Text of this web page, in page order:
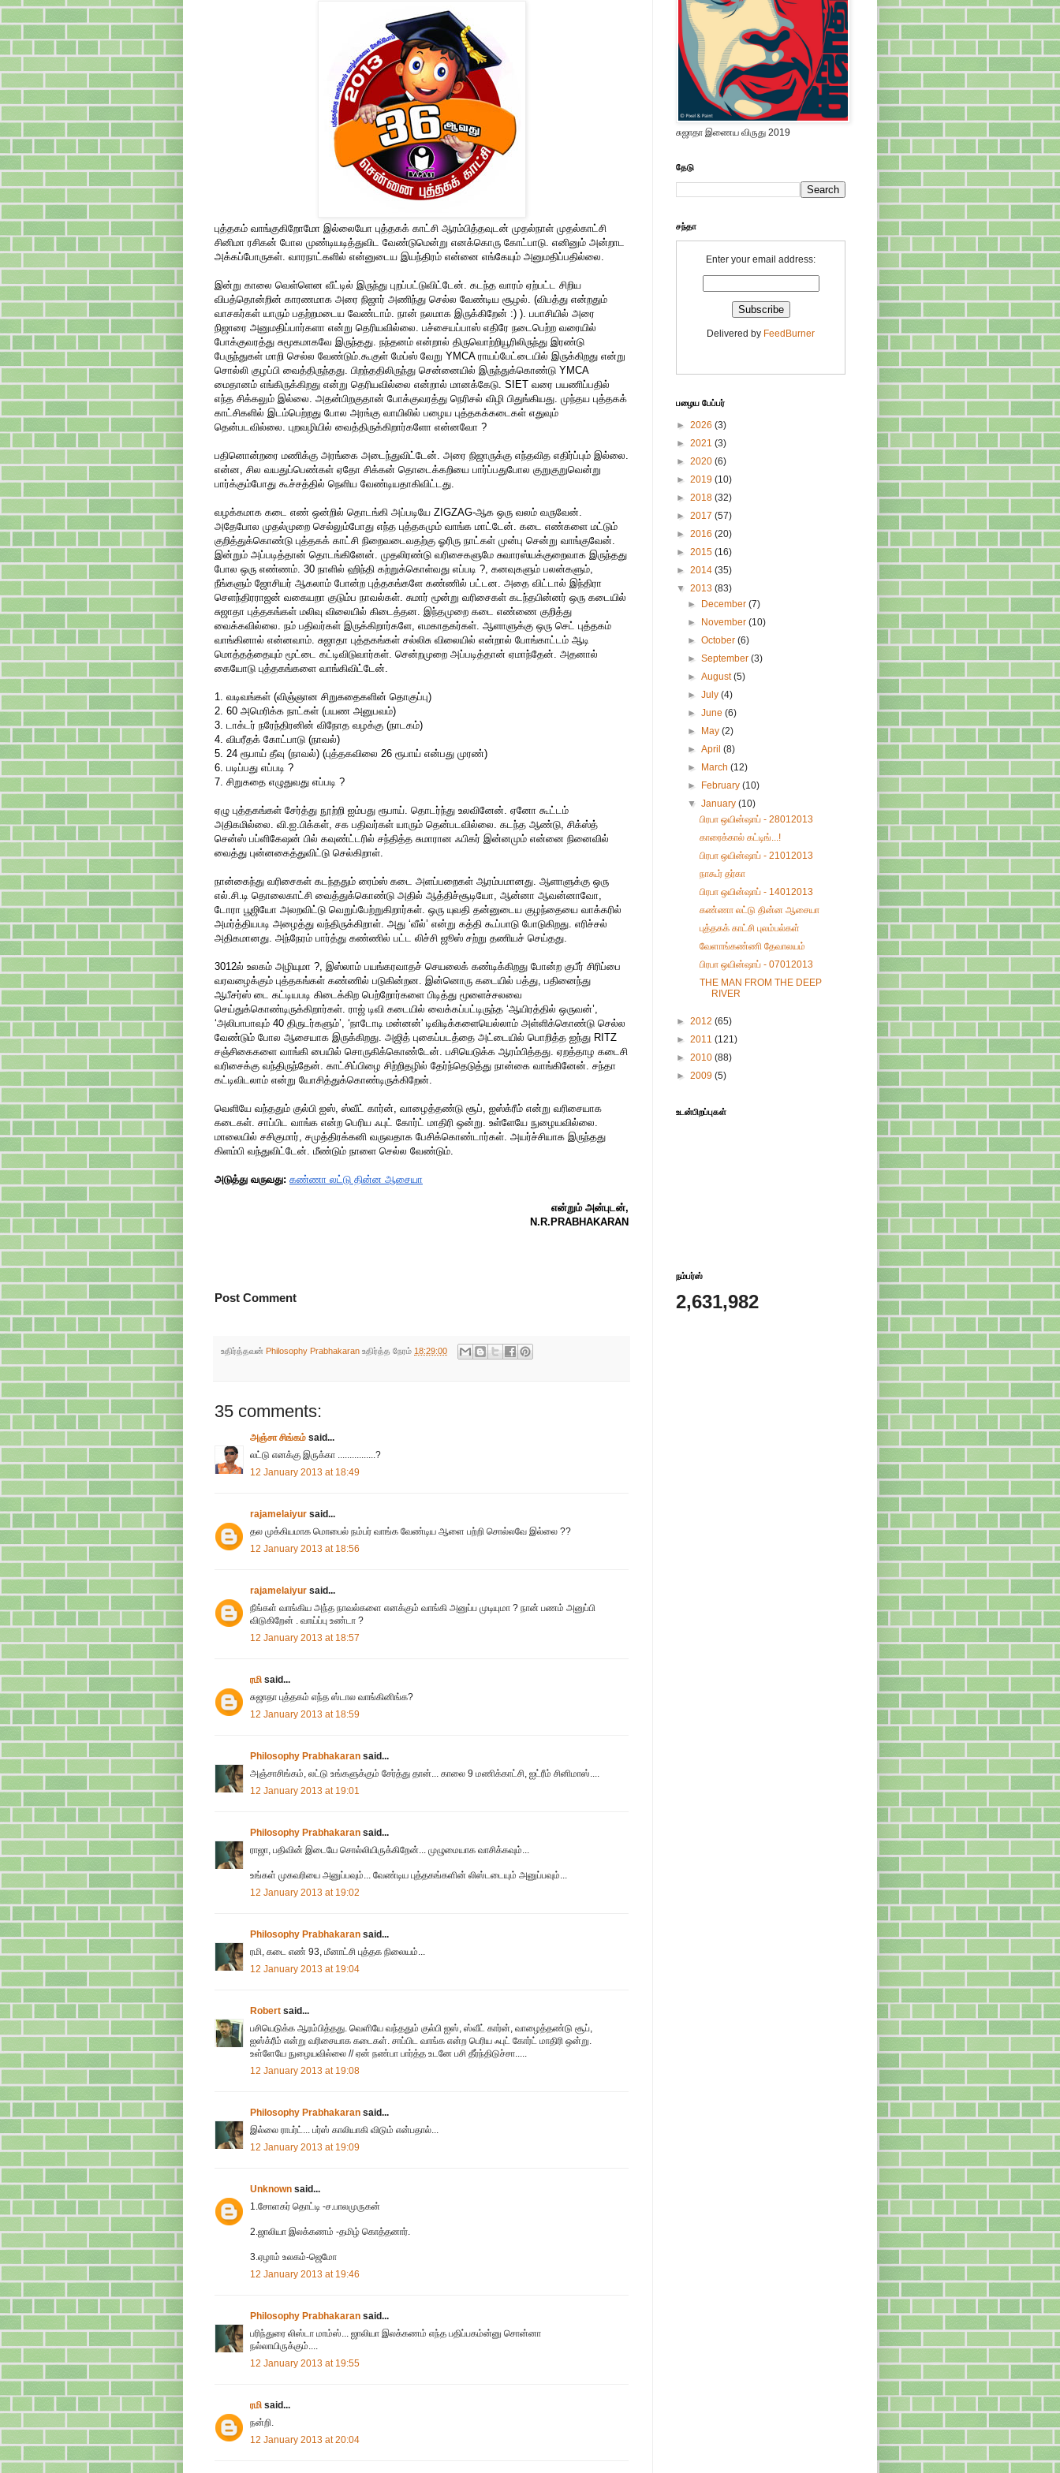
புத்தகம் வாங்குகிறோமோ இல்லையோ புத்தகக் காட்சி ஆரம்பித்தவுடன் முதல்நாள் முதல்காட்சி
சினிமா ரசிகன் போல முண்டியடித்துவிட வேண்டுமென்று எனக்கொரு கோட்பாடு. எனினும் அன்றாட
அக்கப்போருகள். வாரநாட்களில் என்னுடைய இயந்திரம் என்னை எங்கேயும் அனுமதிப்பதில்லை.
இன்று காலை வெள்ளென வீட்டில் இருந்து புறப்பட்டுவிட்டேன். கடந்த வாரம் ஏற்பட்ட சிறிய
விபத்தொன்றின் காரணமாக அரை நிஜார் அணிந்து செல்ல வேண்டிய சூழல். (விபத்து என்றதும்
வாசகர்கள் யாரும் பதற்றமடைய வேண்டாம். நான் நலமாக இருக்கிறேன் :) ). பபாசியில் அரை
நிஜாரை அனுமதிப்பார்களா என்று தெரியவில்லை. பச்சையப்பாஸ் எதிரே நடைபெற்ற வரையில்
போக்குவரத்து சுமூகமாகவே இருந்தது. நந்தனம் என்றால் திருவொற்றியூரிலிருந்து இரண்டு
பேருந்துகள் மாறி செல்ல வேண்டும்.கூகுள் மேப்ஸ் வேறு YMCA ராயப்பேட்டையில் இருக்கிறது என்று
சொல்லி குழப்பி வைத்திருந்தது. பிறந்ததிலிருந்து சென்னையில் இருந்துக்கொண்டு YMCA
மைதானம் எங்கிருக்கிறது என்று தெரியவில்லை என்றால் மானக்கேடு. SIET வரை பயணிப்பதில்
எந்த சிக்கலும் இல்லை. அதன்பிறகுதான் போக்குவரத்து நெரிசல் விழி பிதுங்கியது. முந்தய புத்தகக்
காட்சிகளில் இடம்பெற்றது போல அரங்கு வாயிலில் பழைய புத்தகக்கடைகள் எதுவும்
தென்படவில்லை. புறவழியில் வைத்திருக்கிறார்களோ என்னவோ ?
பதினொன்றரை மணிக்கு அரங்கை அடைந்துவிட்டேன். அரை நிஜாருக்கு எந்தவித எதிர்ப்பும் இல்லை.
என்ன, சில வயதுப்பெண்கள் ஏதோ சிக்கன் தொடைக்கறியை பார்ப்பதுபோல குறுகுறுவென்று
பார்க்கும்போது கூச்சத்தில் நெளிய வேண்டியதாகிவிட்டது.
வழக்கமாக கடை எண் ஒன்றில் தொடங்கி அப்படியே ZIGZAG-ஆக ஒரு வலம் வருவேன்.
அதேபோல முதல்முறை செல்லும்போது எந்த புத்தகமும் வாங்க மாட்டேன். கடை எண்களை மட்டும்
குறித்துக்கொண்டு புத்தகக் காட்சி நிறைவடைவதற்கு ஓரிரு நாட்கள் முன்பு சென்று வாங்குவேன்.
இன்றும் அப்படித்தான் தொடங்கினேன். முதலிரண்டு வரிசைகளுமே சுவாரஸ்யக்குறைவாக இருந்தது
போல ஒரு எண்ணம். 30 நாளில் ஹிந்தி கற்றுக்கொள்வது எப்படி ?, கனவுகளும் பலன்களும்,
நீங்களும் ஜோசியர் ஆகலாம் போன்ற புத்தகங்களே கண்ணில் பட்டன. அதை விட்டால் இந்திரா
செளந்திரராஜன் வகையறா குடும்ப நாவல்கள். சுமார் மூன்று வரிசைகள் கடந்தபின்னர் ஒரு கடையில்
சுஜாதா புத்தகங்கள் மலிவு விலையில் கிடைத்தன. இந்தமுறை கடை எண்ணை குறித்து
வைக்கவில்லை. நம் பதிவர்கள் இருக்கிறார்களே, எமகாதகர்கள். ஆளாளுக்கு ஒரு செட் புத்தகம்
வாங்கினால் என்னவாம். சுஜாதா புத்தகங்கள் சல்லிசு விலையில் என்றால் போங்காட்டம் ஆடி
மொத்தத்தையும் மூட்டை கட்டிவிடுவார்கள். சென்றமுறை அப்படித்தான் ஏமாந்தேன். அதனால்
கையோடு புத்தகங்களை வாங்கிவிட்டேன்.
1. வடிவங்கள் (விஞ்ஞான சிறுகதைகளின் தொகுப்பு)
2. 60 அமெரிக்க நாட்கள் (பயண அனுபவம்)
3. டாக்டர் நரேந்திரனின் விநோத வழக்கு (நாடகம்)
4. விபரீதக் கோட்பாடு (நாவல்)
5. 24 ரூபாய் தீவு (நாவல்) (புத்தகவிலை 26 ரூபாய் என்பது முரண்)
6. படிப்பது எப்படி ?
7. சிறுகதை எழுதுவது எப்படி ?
ஏழு புத்தகங்கள் சேர்த்து நூற்றி ஐம்பது ரூபாய். தொடர்ந்து உலவினேன். ஏனோ கூட்டம்
அதிகமில்லை. வி.ஐ.பிக்கள், சக பதிவர்கள் யாரும் தென்படவில்லை. கடந்த ஆண்டு, சிக்ஸ்த்
சென்ஸ் பப்ளிகேஷன் பில் கவுண்ட்டரில் சந்தித்த சுமாரான ஃபிகர் இன்னமும் என்னை நினைவில்
வைத்து புன்னகைத்துவிட்டு செல்கிறாள்.
நான்கைந்து வரிசைகள் கடந்ததும் ரைம்ஸ் கடை அளப்பறைகள் ஆரம்பமானது. ஆளாளுக்கு ஒரு
எல்.சி.டி தொலைகாட்சி வைத்துக்கொண்டு அதில் ஆத்திச்சூடியோ, ஆன்னா ஆவன்னாவோ,
டோரா பூஜியோ அலறவிட்டு வெறுப்பேற்றுகிறார்கள். ஒரு யுவதி தன்னுடைய குழந்தையை வாக்கரில்
அமர்த்தியபடி அழைத்து வந்திருக்கிறாள். அது ‘வீல்’ என்று கத்தி கூப்பாடு போடுகிறது. எரிச்சல்
அதிகமானது. அந்நேரம் பார்த்து கண்ணில் பட்ட லிச்சி ஜூஸ் சற்று தணியச் செய்தது.
3012ல் உலகம் அழியுமா ?, இஸ்லாம் பயங்கரவாதச் செயலைக் கண்டிக்கிறது போன்ற குபீர் சிரிப்பை
வரவழைக்கும் புத்தகங்கள் கண்ணில் படுகின்றன. இன்னொரு கடையில் பத்து, பதினைந்து
ஆபீசர்ஸ் டை கட்டியபடி கிடைக்கிற பெற்றோர்களை பிடித்து மூளைச்சலவை
செய்துக்கொண்டிருக்கிறார்கள். ராஜ் டிவி கடையில் வைக்கப்பட்டிருந்த ‘ஆயிரத்தில் ஒருவன்’,
‘அலிபாபாவும் 40 திருடர்களும்’, ‘நாடோடி மன்னன்' டிவிடிக்களையெல்லாம் அள்ளிக்கொண்டு செல்ல
வேண்டும் போல ஆசையாக இருக்கிறது. அஜித் புகைப்படத்தை அட்டையில் பொறித்த ஐந்து RITZ
சஞ்சிகைகளை வாங்கி பையில் சொருகிக்கொண்டேன். பசியெடுக்க ஆரம்பித்தது. ஏறத்தாழ கடைசி
வரிசைக்கு வந்திருந்தேன். காட்சிப்பிழை சிற்றிதழில் தேர்ந்தெடுத்து நான்கை வாங்கினேன். சந்தா
கட்டிவிடலாம் என்று யோசித்துக்கொண்டிருக்கிறேன்.
வெளியே வந்ததும் குல்பி ஐஸ், ஸ்வீட் கார்ன், வாழைத்தண்டு சூப், ஐஸ்க்ரீம் என்று வரிசையாக
கடைகள். சாப்பிட வாங்க என்ற பெரிய ஃபுட் கோர்ட் மாதிரி ஒன்று. உள்ளேயே நுழையவில்லை.
மாலையில் சசிகுமார், சமுத்திரக்கனி வருவதாக பேசிக்கொண்டார்கள். அயர்ச்சியாக இருந்தது
கிளம்பி வந்துவிட்டேன். மீண்டும் நாளை செல்ல வேண்டும்.
அடுத்து வருவது: கண்ணா லட்டு தின்ன ஆசையா
என்றும் அன்புடன்,
N.R.PRABHAKARAN
Post Comment
உதிர்த்தவன் Philosophy Prabhakaran உதிர்த்த நேரம் 18:29:00
35 comments:
அஞ்சா சிங்கம் said...
லட்டு எனக்கு இருக்கா ................?
12 January 2013 at 18:49
rajamelaiyur said...
தல முக்கியமாக மொபைல் நம்பர் வாங்க வேண்டிய ஆளை பற்றி சொல்லவே இல்லை ??
12 January 2013 at 18:56
rajamelaiyur said...
நீங்கள் வாங்கிய அந்த நாவல்களை எனக்கும் வாங்கி அனுப்ப முடியுமா ? நான் பணம் அனுப்பி
விடுகிறேன் . வாய்ப்பு உண்டா ?
12 January 2013 at 18:57
ரமி said...
சுஜாதா புத்தகம் எந்த ஸ்டால வாங்கினிங்க?
12 January 2013 at 18:59
Philosophy Prabhakaran said...
அஞ்சாசிங்கம், லட்டு உங்களுக்கும் சேர்த்து தான்... காலை 9 மணிக்காட்சி, ஐட்ரீம் சினிமாஸ்....
12 January 2013 at 19:01
Philosophy Prabhakaran said...
ராஜா, பதிவின் இடையே சொல்லியிருக்கிறேன்... முழுமையாக வாசிக்கவும்...
உங்கள் முகவரியை அனுப்பவும்... வேண்டிய புத்தகங்களின் லிஸ்டடையும் அனுப்பவும்...
12 January 2013 at 19:02
Philosophy Prabhakaran said...
ரமி, கடை எண் 93, மீனாட்சி புத்தக நிலையம்...
12 January 2013 at 19:04
Robert said...
பசியெடுக்க ஆரம்பித்தது. வெளியே வந்ததும் குல்பி ஐஸ், ஸ்வீட் கார்ன், வாழைத்தண்டு சூப்,
ஐஸ்க்ரீம் என்று வரிசையாக கடைகள். சாப்பிட வாங்க என்ற பெரிய ஃபுட் கோர்ட் மாதிரி ஒன்று.
உள்ளேயே நுழையவில்லை // ஏன் நண்பா பார்த்த உடனே பசி தீர்ந்திடுச்சா.....
12 January 2013 at 19:08
Philosophy Prabhakaran said...
இல்லை ராபர்ட்... பர்ஸ் காலியாகி விடும் என்பதால்...
12 January 2013 at 19:09
Unknown said...
1.சோளகர் தொட்டி -ச.பாலமுருகன்
2.ஜாலியா இலக்கணம் -தமிழ் கொத்தனார்.
3.ஏழாம் உலகம்-ஜெமோ
12 January 2013 at 19:46
Philosophy Prabhakaran said...
பரிந்துரை லிஸ்டா மாம்ஸ்... ஜாலியா இலக்கணம் எந்த பதிப்பகம்ன்னு சொன்னா
நல்லாயிருக்கும்....
12 January 2013 at 19:55
ரமி said...
நன்றி.
12 January 2013 at 20:04
சுஜாதா இணைய விருது 2019
தேடு
சந்தா
Enter your email address:
Delivered by FeedBurner
பழைய பேப்பர்
► 2026 (3)
► 2021 (3)
► 2020 (6)
► 2019 (10)
► 2018 (32)
► 2017 (57)
► 2016 (20)
► 2015 (16)
► 2014 (35)
▼ 2013 (83)
►
December(7)
►
November(10)
►October(6)
►September(3)
►August(5)
►July(4)
►June(6)
►
May(2)
►April(8)
►
March(12)
►
February(10)
▼January(10)
பிரபா ஒயின்ஷாப் - 28012013
காரைக்கால் கட்டிங்...!
பிரபா ஒயின்ஷாப் - 21012013
நாகூர் தர்கா
பிரபா ஒயின்ஷாப் - 14012013
கண்ணா லட்டு தின்ன ஆசையா
புத்தகக் காட்சி புலம்பல்கள்
வேளாங்கண்ணி தேவாலயம்
பிரபா ஒயின்ஷாப் - 07012013
THE MAN FROM THE DEEP
RIVER
► 2012 (65)
► 2011 (121)
► 2010 (88)
► 2009 (5)
உடன்பிறப்புகள்
நம்பர்ஸ்
2,631,982